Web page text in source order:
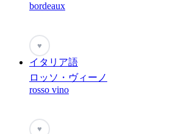
bordeaux
♥
イタリア語
ロッソ・ヴィーノ
rosso vino
♥